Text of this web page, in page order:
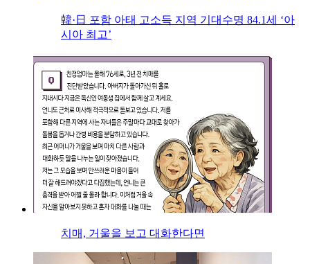
韓·日 포함 아태 고소득 지역 기대수명 84.1세 ‘아
시아 최고’
치매, 거울을 보고 대화한다면